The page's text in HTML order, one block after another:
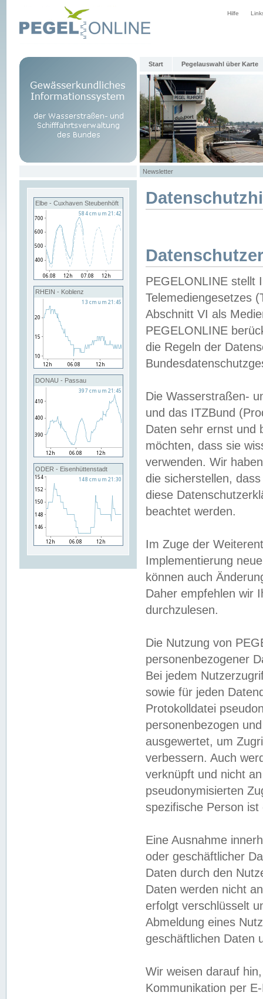
Hilfe
Start Pegelauswahl über Karte
Newsletter
Elbe - Cuxhaven Steubenhöft
RHEIN - Koblenz
DONAU - Passau
ODER - Eisenhüttenstadt
PEGELONLINE stellt
Telemediengesetzes
Abschnitt VI als
PEGELONLINE
die Regeln der
Die Wasserstraßen-
und das ITZBund
Daten sehr ernst und
möchten, dass sie
verwenden. Wir
die sicherstellen,
diese
beachtet werden.
Im Zuge der
Implementierung
können auch
Daher empfehlen wir
durchzulesen.
Die Nutzung von
personenbezogener
Bei jedem
sowie für jeden
Protokolldatei
personenbezogen
ausgewertet, um
verbessern. Auch
verknüpft und nicht
pseudonymisierten
spezifische Person
Eine Ausnahme
oder geschäftlicher
Daten durch den
Daten werden nicht
erfolgt verschlüsselt
Abmeldung eines
geschäftlichen Daten
Wir weisen darauf
Kommunikation per